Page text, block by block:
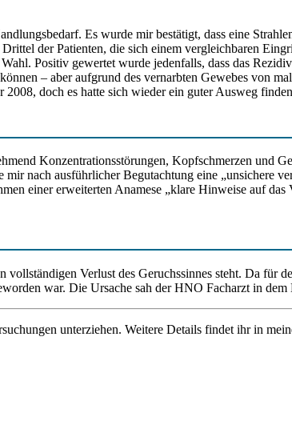
Es wurde mir bestätigt, dass eine
der Patienten, die sich einem vergleichbaren
Positiv gewertet wurde jedenfalls, dass das
– aber aufgrund des vernarbten Gewebes von
doch es hatte sich wieder ein guter Ausweg
Konzentrationsstörungen, Kopfschmerzen und
nach ausführlicher Begutachtung eine „unsichere
einer erweiterten Anamese „klare Hinweise auf das
Verlust des Geruchssinnes steht. Da für
war. Die Ursache sah der HNO Facharzt in dem
unterziehen. Weitere Details findet ihr in